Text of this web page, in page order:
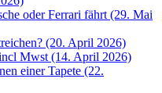
oder Ferrari fährt (29. Mai
(20. April 2026)
Mwst (14. April 2026)
einer Tapete (22.